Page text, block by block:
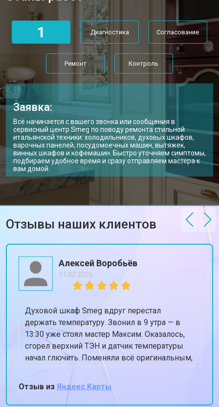
1 Диагностика Согласование
Ремонт Контроль
Заявка:
Всё начинается с вашего звонка или сообщения в
сервисный центр Smeg по поводу ремонта стильной
итальянской техники: холодильников, духовых шкафов,
варочных панелей, посудомоечных машин, вытяжек,
винных шкафов и кофемашин. Быстро уточняем симптомы,
подбираем удобное время и сразу отправляем мастера к
вам домой.
Отзывы наших клиентов
Алексей Воробьёв
11.02.2025
Духовой шкаф Smeg вдруг перестал
держать температуру. Звонил в 9 утра — в
13:30 уже стоял мастер Максим. Оказалось,
сгорел верхний ТЭН и датчик температуры
начал глючить. Поменяли всё оригинальным,
духовка теперь греет ровно 180, когда
ставлю 180. Спасибо, жена снова готовит
Отзыв из Яндекс.Карты